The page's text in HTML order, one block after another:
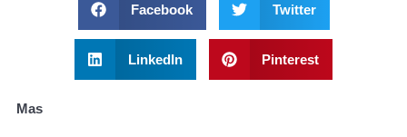
Facebook Twitter
LinkedIn Pinterest
Mas